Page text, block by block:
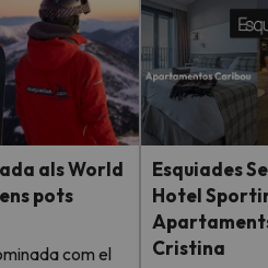
als World
pots
com el
Esquiades
Hotel
Cristina